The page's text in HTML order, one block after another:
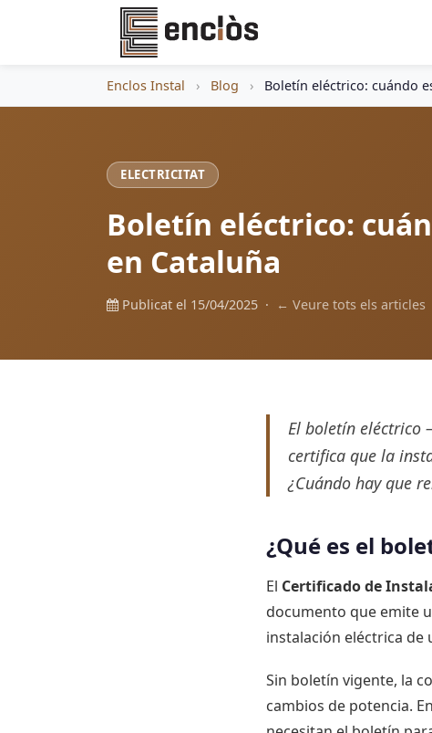
Enclos Instal › Blog › Boletín eléctrico: cuándo
ELECTRICITAT
Boletín eléctrico:
en Cataluña
Publicat el 15/04/2025 · ← Veure tots els articles
El boletín eléctrico
certifica que la
¿Cuándo hay que
¿Qué es el
El Certificado de
documento que emite
instalación eléctrica de
Sin boletín vigente, la
cambios de potencia.